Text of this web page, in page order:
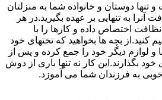
و تنها دوستان و خانواده شما به منزلتان
آنرا به تنهایی بر عهده بگیرید.در هر
اختصاص داده و کارها را با
بچه ها بخواهید که تختهای خود
و لوازم دیگر خود را جمع کرده و پس از
بگذارند.این کار نه تنها باری از دوش
به فرزندان شما می آموزد.